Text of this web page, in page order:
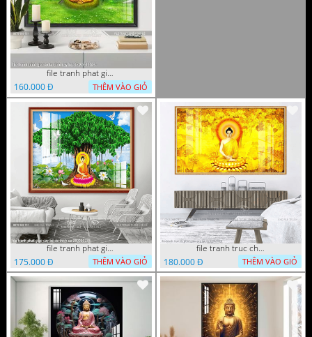
file tranh phat giao adia duoi cay bo de 20012024
160.000 Đ
THÊM VÀO GIỎ
file tranh phat giao cay bo de thich ca 28092023
175.000 Đ
THÊM VÀO GIỎ
file tranh truc chi phat giao cay bo de 06062023
180.000 Đ
THÊM VÀO GIỎ